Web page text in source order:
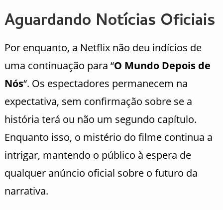
Aguardando Notícias Oficiais
Por enquanto, a Netflix não deu indícios de
uma continuação para “O Mundo Depois de
Nós“. Os espectadores permanecem na
expectativa, sem confirmação sobre se a
história terá ou não um segundo capítulo.
Enquanto isso, o mistério do filme continua a
intrigar, mantendo o público à espera de
qualquer anúncio oficial sobre o futuro da
narrativa.